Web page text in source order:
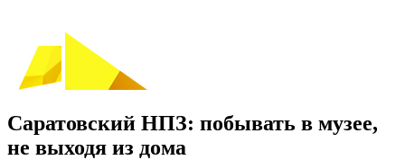
Саратовский НПЗ: побывать в музее,
не выходя из дома